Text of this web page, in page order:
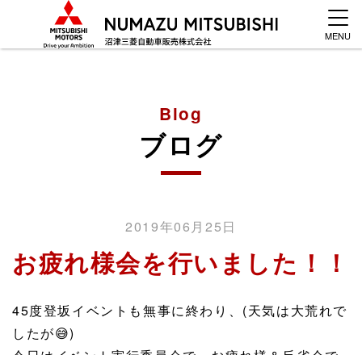
MENU
Blog
ブログ
2019年06月25日
お疲れ様会を行いました！！
45度登坂イベントも無事に終わり、(天気は大荒れで
したが😅)